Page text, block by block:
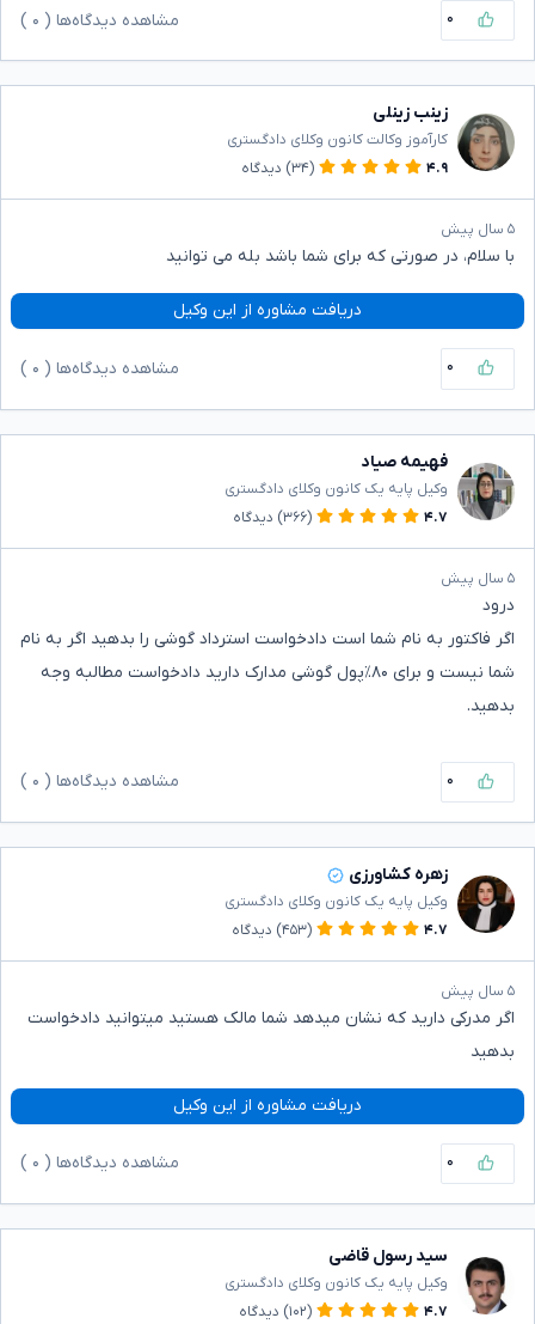
۰ مشاهده دیدگاه‌ها ( ۰
زینب زینلی
کارآموز وکالت کانون وکلای دادگستری
۴.۹
(۳۴) دیدگاه
۵ سال پیش
با سلام، در صورتی که برای شما باشد بله می توانید
دریافت مشاوره از این وکیل
۰ مشاهده دیدگاه‌ها ( ۰
فهیمه صیاد
وکیل پایه یک کانون وکلای دادگستری
۴.۷
(۳۶۶) دیدگاه
۵ سال پیش
درود
اگر فاکتور به نام شما است دادخواست استرداد گوشی را بدهید اگر به نام
شما نیست و برای ۸۰٪پول گوشی مدارک دارید دادخواست مطالبه وجه
بدهید.
۰ مشاهده دیدگاه‌ها ( ۰
زهره کشاورزی
وکیل پایه یک کانون وکلای دادگستری
۴.۷
(۴۵۳) دیدگاه
۵ سال پیش
اگر مدرکی دارید که نشان میدهد شما مالک هستید میتوانید دادخواست
بدهید
دریافت مشاوره از این وکیل
۰ مشاهده دیدگاه‌ها ( ۰
سید رسول قاضی
وکیل پایه یک کانون وکلای دادگستری
۴.۷
(۱۰۲) دیدگاه